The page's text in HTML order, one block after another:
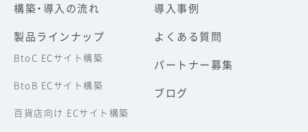
構築・導入の流れ
製品ラインナップ
BtoC ECサイト構築
BtoB ECサイト構築
百貨店向け ECサイト構築
導入事例
よくある質問
パートナー募集
ブログ